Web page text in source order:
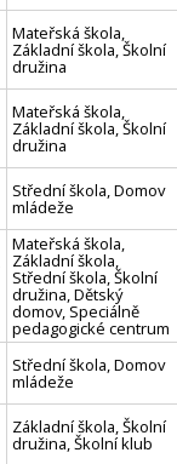
Mateřská škola,
Základní škola, Školní
družina
Mateřská škola,
Základní škola, Školní
družina
Střední škola, Domov
mládeže
Mateřská škola,
Základní škola,
Střední škola, Školní
družina, Dětský
domov, Speciálně
pedagogické centrum
Střední škola, Domov
mládeže
Základní škola, Školní
družina, Školní klub